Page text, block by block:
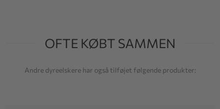
OFTE KØBT SAMMEN
Andre dyreelskere har også tilføjet følgende produkter: